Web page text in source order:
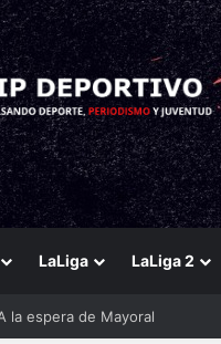
LaLiga LaLiga 2
la espera de Mayoral